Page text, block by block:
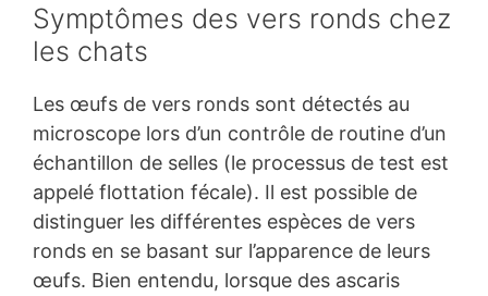
Symptômes des vers ronds chez
les chats
Les œufs de vers ronds sont détectés au
microscope lors d’un contrôle de routine d’un
échantillon de selles (le processus de test est
appelé flottation fécale). Il est possible de
distinguer les différentes espèces de vers
ronds en se basant sur l’apparence de leurs
œufs. Bien entendu, lorsque des ascaris